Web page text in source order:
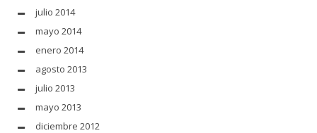
julio 2014
mayo 2014
enero 2014
agosto 2013
julio 2013
mayo 2013
diciembre 2012